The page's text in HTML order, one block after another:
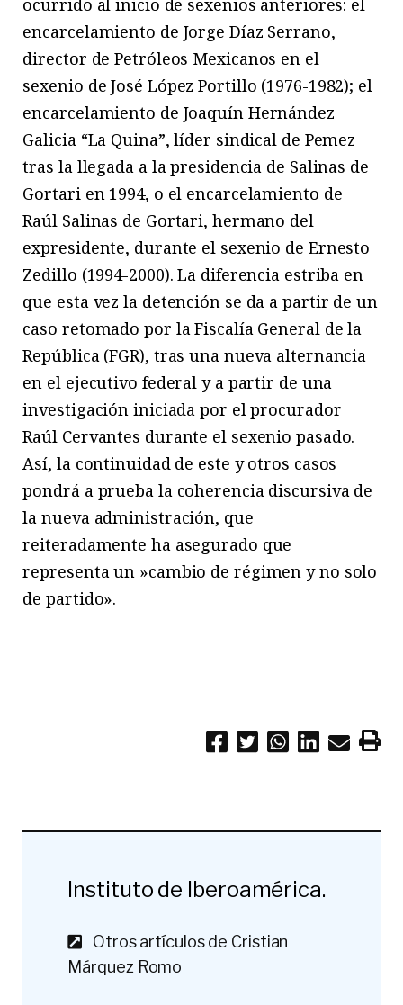
ocurrido al inicio de sexenios anteriores: el
encarcelamiento de Jorge Díaz Serrano,
director de Petróleos Mexicanos en el
sexenio de José López Portillo (1976-1982); el
encarcelamiento de Joaquín Hernández
Galicia “La Quina”, líder sindical de Pemez
tras la llegada a la presidencia de Salinas de
Gortari en 1994, o el encarcelamiento de
Raúl Salinas de Gortari, hermano del
expresidente, durante el sexenio de Ernesto
Zedillo (1994-2000). La diferencia estriba en
que esta vez la detención se da a partir de un
caso retomado por la Fiscalía General de la
República (FGR), tras una nueva alternancia
en el ejecutivo federal y a partir de una
investigación iniciada por el procurador
Raúl Cervantes durante el sexenio pasado.
Así, la continuidad de este y otros casos
pondrá a prueba la coherencia discursiva de
la nueva administración, que
reiteradamente ha asegurado que
representa un »cambio de régimen y no solo
de partido».
Instituto de Iberoamérica.
Otros artículos de Cristian
Márquez Romo